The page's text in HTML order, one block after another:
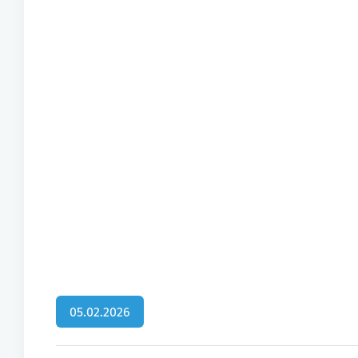
05.02.2026